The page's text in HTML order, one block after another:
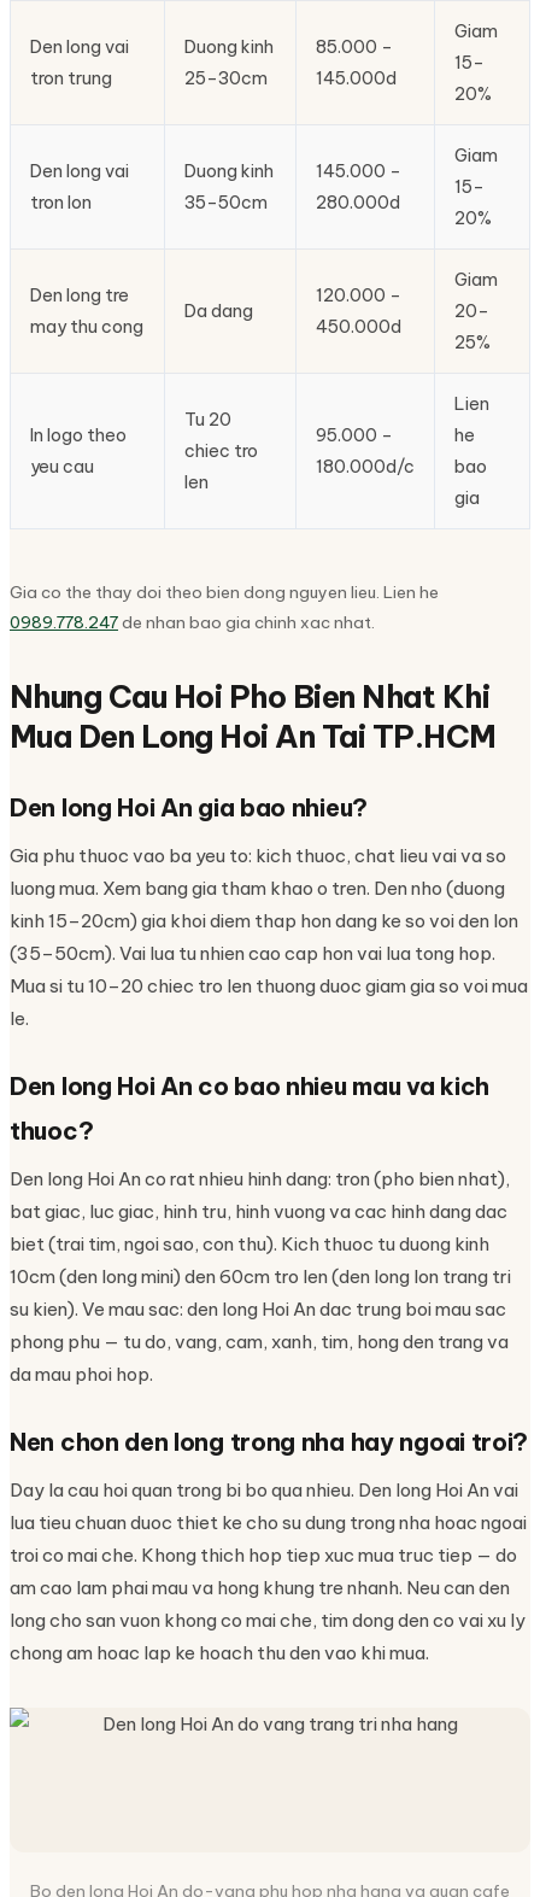
Den long vai
tron trung
Duong kinh
25–30cm
85.000 –
145.000d
Giam
15–
20%
Den long vai
tron lon
Duong kinh
35–50cm
145.000 –
280.000d
Giam
15–
20%
Den long tre
may thu cong
Da dang
120.000 –
450.000d
Giam
20–
25%
In logo theo
yeu cau
Tu 20
chiec tro
len
95.000 –
180.000d/c
Lien
he
bao
gia
Gia co the thay doi theo bien dong nguyen lieu. Lien he
0989.778.247de nhan bao gia chinh xac nhat.
Nhung Cau Hoi Pho Bien Nhat Khi
Mua Den Long Hoi An Tai TP.HCM
Den long Hoi An gia bao nhieu?
Gia phu thuoc vao ba yeu to: kich thuoc, chat lieu vai va so
luong mua. Xem bang gia tham khao o tren. Den nho (duong
kinh 15–20cm) gia khoi diem thap hon dang ke so voi den lon
(35–50cm). Vai lua tu nhien cao cap hon vai lua tong hop.
Mua si tu 10–20 chiec tro len thuong duoc giam gia so voi mua
le.
Den long Hoi An co bao nhieu mau va kich
thuoc?
Den long Hoi An co rat nhieu hinh dang: tron (pho bien nhat),
bat giac, luc giac, hinh tru, hinh vuong va cac hinh dang dac
biet (trai tim, ngoi sao, con thu). Kich thuoc tu duong kinh
10cm (den long mini) den 60cm tro len (den long lon trang tri
su kien). Ve mau sac: den long Hoi An dac trung boi mau sac
phong phu — tu do, vang, cam, xanh, tim, hong den trang va
da mau phoi hop.
Nen chon den long trong nha hay ngoai troi?
Day la cau hoi quan trong bi bo qua nhieu. Den long Hoi An vai
lua tieu chuan duoc thiet ke cho su dung trong nha hoac ngoai
troi co mai che. Khong thich hop tiep xuc mua truc tiep — do
am cao lam phai mau va hong khung tre nhanh. Neu can den
long cho san vuon khong co mai che, tim dong den co vai xu ly
chong am hoac lap ke hoach thu den vao khi mua.
Bo den long Hoi An do-vang phu hop nha hang va quan cafe